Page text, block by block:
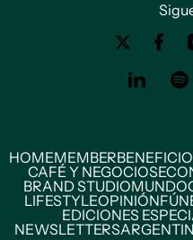
HOMEMEMBER
CAFÉ Y NEGOCIOS
BRAND STUDIOMUNDO
LIFESTYLEOPINIÓN
EDICIONES
NEWSLETTERS